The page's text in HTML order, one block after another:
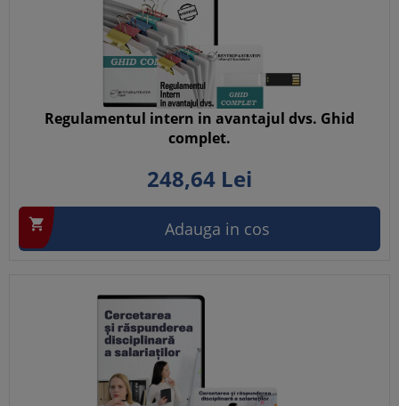
Regulamentul intern in avantajul dvs. Ghid
complet.
248,64 Lei
 Adauga in cos